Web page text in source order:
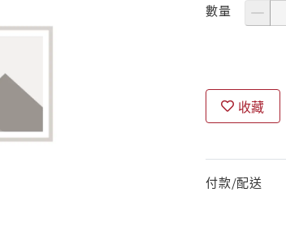
數量
收藏
付款/配送